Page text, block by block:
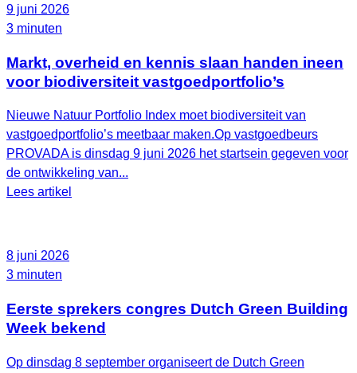
9 juni 2026
3 minuten
Markt, overheid en kennis slaan handen ineen
voor biodiversiteit vastgoedportfolio’s
Nieuwe Natuur Portfolio Index moet biodiversiteit van
vastgoedportfolio’s meetbaar maken.Op vastgoedbeurs
PROVADA is dinsdag 9 juni 2026 het startsein gegeven voor
de ontwikkeling van...
Lees artikel
8 juni 2026
3 minuten
Eerste sprekers congres Dutch Green Building
Week bekend
Op dinsdag 8 september organiseert de Dutch Green